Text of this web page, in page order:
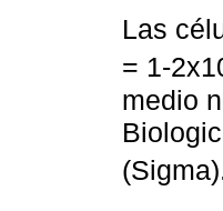
Las
= 1-
medio